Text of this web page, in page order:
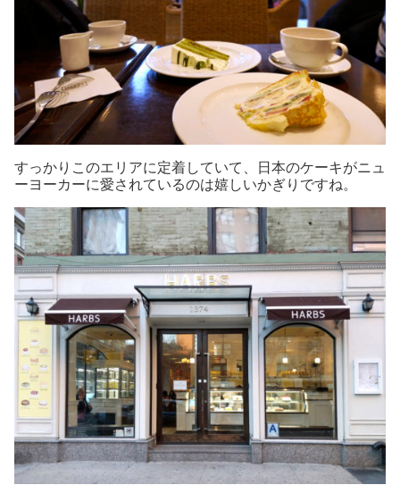
すっかりこのエリアに定着していて、日本のケーキがニュ
ーヨーカーに愛されているのは嬉しいかぎりですね。